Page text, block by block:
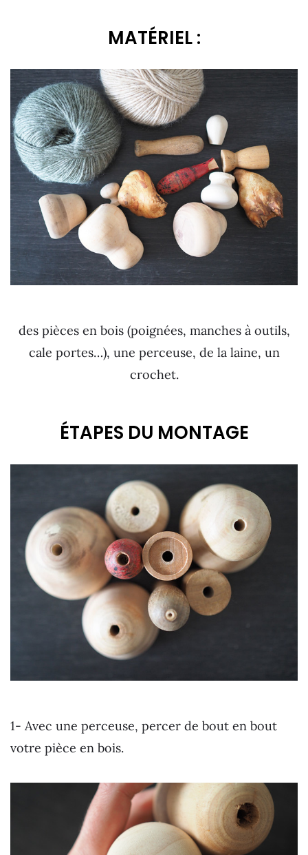
MATÉRIEL :
des pièces en bois (poignées, manches à outils,
cale portes…), une perceuse, de la laine, un
crochet.
ÉTAPES DU MONTAGE
1- Avec une perceuse, percer de bout en bout
votre pièce en bois.